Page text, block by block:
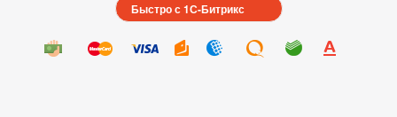
Быстро с 1С-Битрикс